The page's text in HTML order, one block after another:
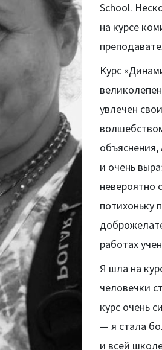
School.
на курсе
Курс
увлечён
объяснения,
и очень
невероятно
потихоньку
работах
Я шла на
человечки
курс очень
— я стала
и всей